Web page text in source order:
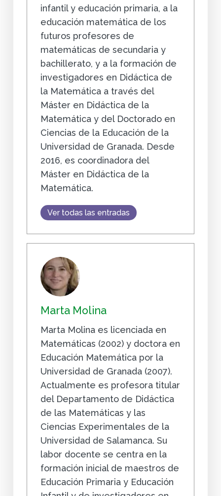
infantil y educación primaria, a la
educación matemática de los
futuros profesores de
matemáticas de secundaria y
bachillerato, y a la formación de
investigadores en Didáctica de
la Matemática a través del
Máster en Didáctica de la
Matemática y del Doctorado en
Ciencias de la Educación de la
Universidad de Granada. Desde
2016, es coordinadora del
Máster en Didáctica de la
Matemática.
Ver todas las entradas
Marta Molina
Marta Molina es licenciada en
Matemáticas (2002) y doctora en
Educación Matemática por la
Universidad de Granada (2007).
Actualmente es profesora titular
del Departamento de Didáctica
de las Matemáticas y las
Ciencias Experimentales de la
Universidad de Salamanca. Su
labor docente se centra en la
formación inicial de maestros de
Educación Primaria y Educación